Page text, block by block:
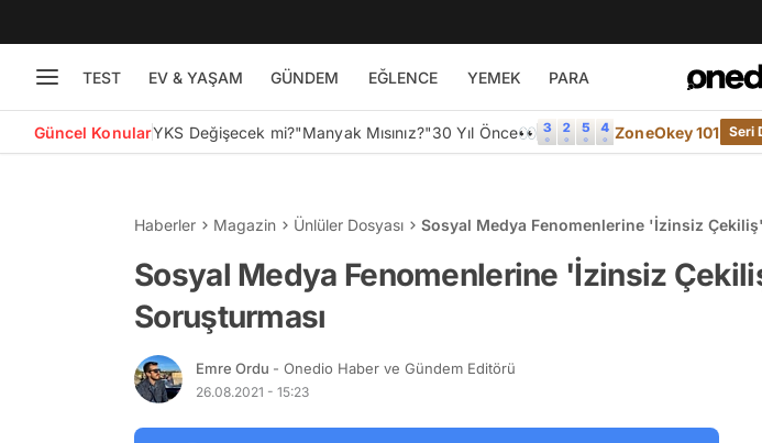
TEST EV & YAŞAM GÜNDEM EĞLENCE YEMEK PARA
Güncel KonularYKS Değişecek mi?"Manyak Mısınız?"30 Yıl Önce👀 ZoneOkey 101 Seri
Haberler Magazin Ünlüler Dosyası Sosyal Medya Fenomenlerine 'İzinsiz
Sosyal Medya Fenomenlerine 'İzinsiz
Soruşturması
Emre Ordu - Onedio Haber ve Gündem Editörü
26.08.2021 - 15:23